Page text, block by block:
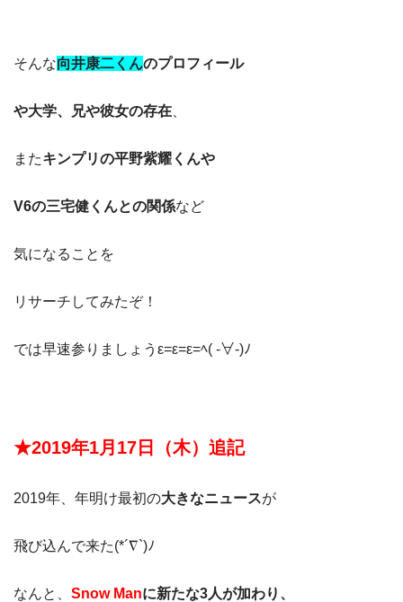
そんな向井康二くんのプロフィール
や大学、兄や彼女の存在
またキンプリの平野紫耀くんや
V6の三宅健くんとの関係など
気になることを
リサーチしてみたぞ！
では早速参りましょうε=ε=ε=ﾍ( -∀-)ﾉ
★2019年1月17日（木）追記
2019年、年明け最初の大きなニュースが
飛び込んで来た(*´∇`)ﾉ
なんと、 Snow Manに新たな3人が加わり、